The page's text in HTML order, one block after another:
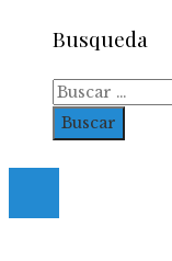
Busqueda
Buscar: